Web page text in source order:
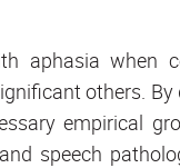
aphasia when
others.
empirical
speech